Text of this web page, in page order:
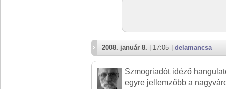
2008. január 8. | 17:05 | delamancsa
Szmogriadót idéző
egyre jellemzőbb a